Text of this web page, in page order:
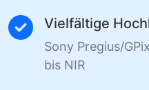
Vielfältige
Sony Pregius/
bis NIR